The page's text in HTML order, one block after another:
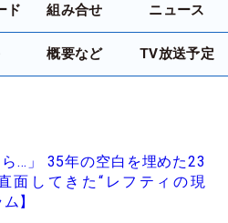
ド 組み合せ ニュース
概要など TV放送予定
ら…」 35年の空白を埋めた23
面してきた“レフティの現
】